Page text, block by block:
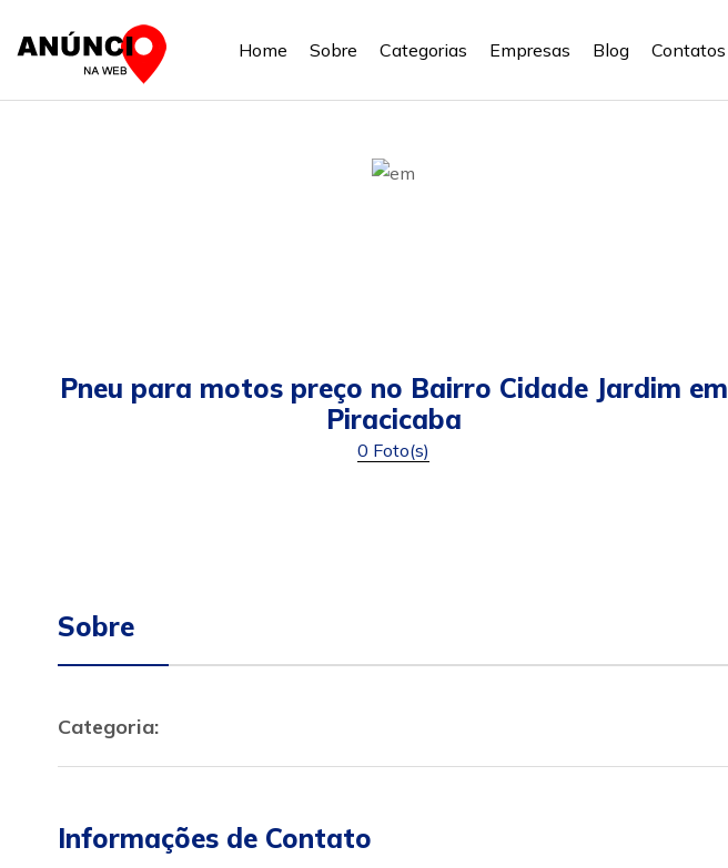
Home Sobre Categorias Empresas Blog Contatos
Pneu para motos preço no Bairro Cidade Jardim em
Piracicaba
0 Foto(s)
Sobre
Categoria:
Informações de Contato